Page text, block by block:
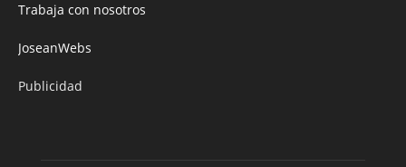
Trabaja con nosotros
JoseanWebs
Publicidad